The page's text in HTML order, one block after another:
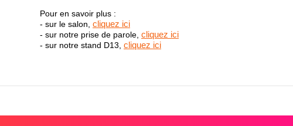
Pour en savoir plus :
- sur le salon, cliquez ici
- sur notre prise de parole, cliquez ici
- sur notre stand D13, cliquez ici